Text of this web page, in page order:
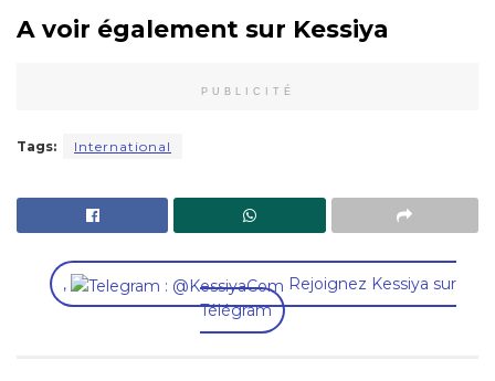
A voir également sur Kessiya
PUBLICITÉ
Tags: International
,
Rejoignez Kessiya sur
Télégram